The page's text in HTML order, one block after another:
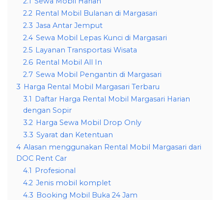
2.2 Rental Mobil Bulanan di Margasari
2.3 Jasa Antar Jemput
2.4 Sewa Mobil Lepas Kunci di Margasari
2.5 Layanan Transportasi Wisata
2.6 Rental Mobil All In
2.7 Sewa Mobil Pengantin di Margasari
3 Harga Rental Mobil Margasari Terbaru
3.1 Daftar Harga Rental Mobil Margasari Harian
dengan Sopir
3.2 Harga Sewa Mobil Drop Only
3.3 Syarat dan Ketentuan
4 Alasan menggunakan Rental Mobil Margasari dari
DOC Rent Car
4.1 Profesional
4.2 Jenis mobil komplet
4.3 Booking Mobil Buka 24 Jam